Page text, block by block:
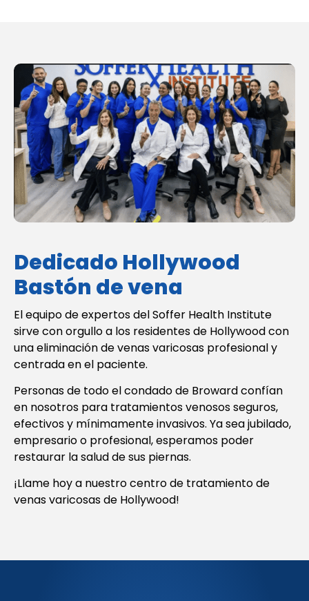
Dedicado Hollywood
Bastón de vena
El equipo de expertos del Soffer Health Institute
sirve con orgullo a los residentes de Hollywood con
una eliminación de venas varicosas profesional y
centrada en el paciente.
Personas de todo el condado de Broward confían
en nosotros para tratamientos venosos seguros,
efectivos y mínimamente invasivos. Ya sea jubilado,
empresario o profesional, esperamos poder
restaurar la salud de sus piernas.
¡Llame hoy a nuestro centro de tratamiento de
venas varicosas de Hollywood!